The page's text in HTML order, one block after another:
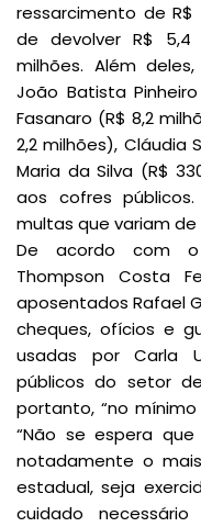
ressarcimento de R$
de devolver R$ 5,4
milhões. Além
João Batista
Fasanaro (R$ 8,2
2,2 milhões), Cláudia
Maria da Silva (R$
aos cofres
multas que variam de
De acordo com
Thompson Costa
aposentados Rafael
cheques, ofícios e
usadas por Carla
públicos do setor
portanto, “no
“Não se espera
notadamente o
estadual, seja
cuidado